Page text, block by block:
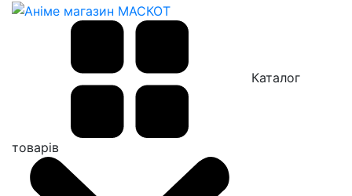
Каталог
товарів